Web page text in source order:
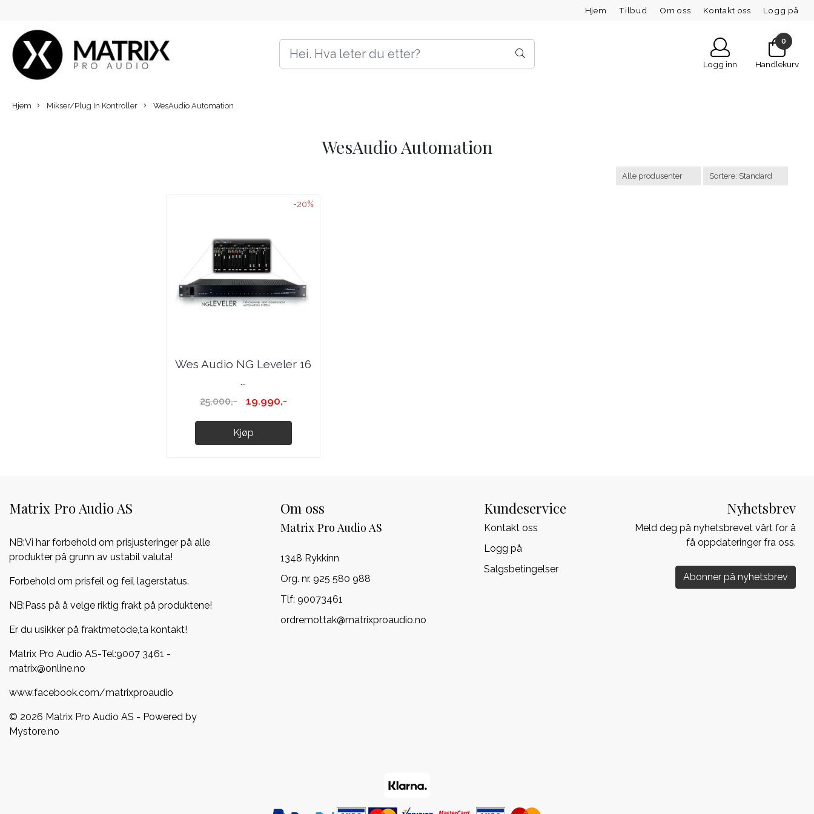
Hjem Tilbud Om oss Kontakt oss Logg på
Logg inn
0
Handlekurv
Hjem Mikser/Plug In Kontroller WesAudio Automation
WesAudio Automation
-20%
Wes Audio NG Leveler 16
...
25.000,- 19.990,-
Kjøp
Matrix Pro Audio AS
NB:Vi har forbehold om prisjusteringer på alle
produkter på grunn av ustabil valuta!
Forbehold om prisfeil og feil lagerstatus.
NB:Pass på å velge riktig frakt på produktene!
Er du usikker på fraktmetode,ta kontakt!
Matrix Pro Audio AS-Tel:9007 3461 -
matrix@online.no
www.facebook.com/matrixproaudio
© 2026 Matrix Pro Audio AS - Powered by
Mystore.no
Om oss
Matrix Pro Audio AS
1348 Rykkinn
Org. nr. 925 580 988
Tlf: 90073461
ordremottak@matrixproaudio.no
Kundeservice
Kontakt oss
Logg på
Salgsbetingelser
Nyhetsbrev
Meld deg på nyhetsbrevet vårt for å
få oppdateringer fra oss.
Abonner på nyhetsbrev